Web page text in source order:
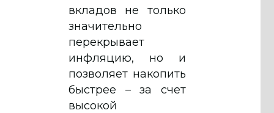
вкладов не только
значительно
перекрывает
инфляцию, но и
позволяет накопить
быстрее – за счет
высокой